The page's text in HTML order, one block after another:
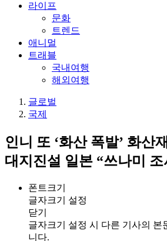
라이프
문화
트렌드
애니멀
트래블
국내여행
해외여행
글로벌
국제
인니 또 ‘화산 폭발’ 화산
대지진설 일본 “쓰나미 조
폰트크기
글자크기 설정
닫기
글자크기 설정 시 다른 기사의 본
니다.